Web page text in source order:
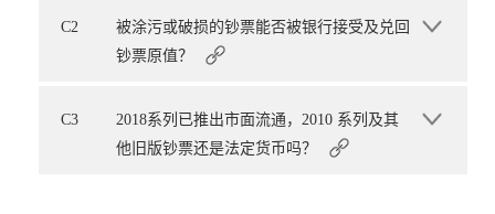
C2
被涂污或破损的钞票能否被银行接受及兑回
钞票原值？
C3
2018系列已推出市面流通，2010 系列及其
他旧版钞票还是法定货币吗？